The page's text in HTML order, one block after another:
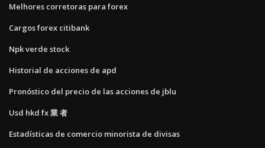
Melhores corretoras para forex
Cargos forex citibank
Npk verde stock
Historial de acciones de apd
Pronóstico del precio de las acciones de jblu
Usd hkd fx 業 者
Estadísticas de comercio minorista de divisas